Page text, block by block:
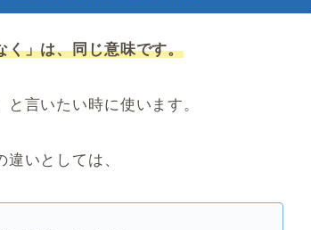
く」は、同じ意味です。
言いたい時に使います。
いとしては、